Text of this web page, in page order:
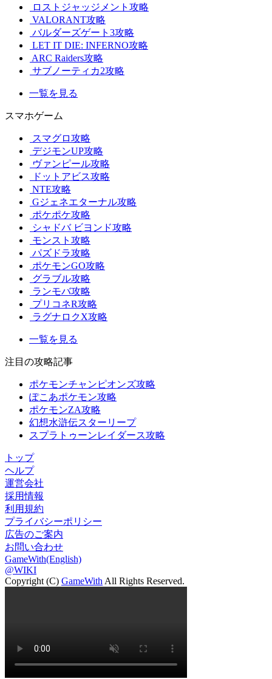
ロストジャッジメント攻略
VALORANT攻略
バルダーズゲート3攻略
LET IT DIE: INFERNO攻略
ARC Raiders攻略
サブノーティカ2攻略
一覧を見る
スマホゲーム
スマグロ攻略
デジモンUP攻略
ヴァンピール攻略
ドットアビス攻略
NTE攻略
Gジェネエターナル攻略
ポケポケ攻略
シャドバ ビヨンド攻略
モンスト攻略
パズドラ攻略
ポケモンGO攻略
グラブル攻略
ランモバ攻略
プリコネR攻略
ラグナロクX攻略
一覧を見る
注目の攻略記事
ポケモンチャンピオンズ攻略
ぽこあポケモン攻略
ポケモンZA攻略
幻想水滸伝スターリープ
スプラトゥーンレイダース攻略
トップ
ヘルプ
運営会社
採用情報
利用規約
プライバシーポリシー
広告のご案内
お問い合わせ
GameWith(English)
@WIKI
Copyright (C) GameWith All Rights Reserved.